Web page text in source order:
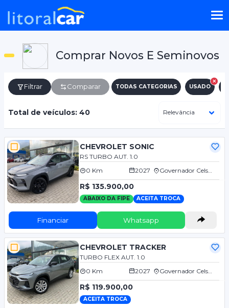
Comprar Novos E Seminovos
Filtrar Comparar TODAS CATEGORIAS USADO
Total de veículos: 40
CHEVROLET SONIC
RS TURBO AUT. 1.0
0 Km
2027 Governador Celso Ramos/SC
R$ 135.900,00
ABAIXO DA FIPE ACEITA TROCA
Financiar Whatsapp
CHEVROLET TRACKER
TURBO FLEX AUT. 1.0
0 Km
2027 Governador Celso Ramos/SC
R$ 119.900,00
ACEITA TROCA